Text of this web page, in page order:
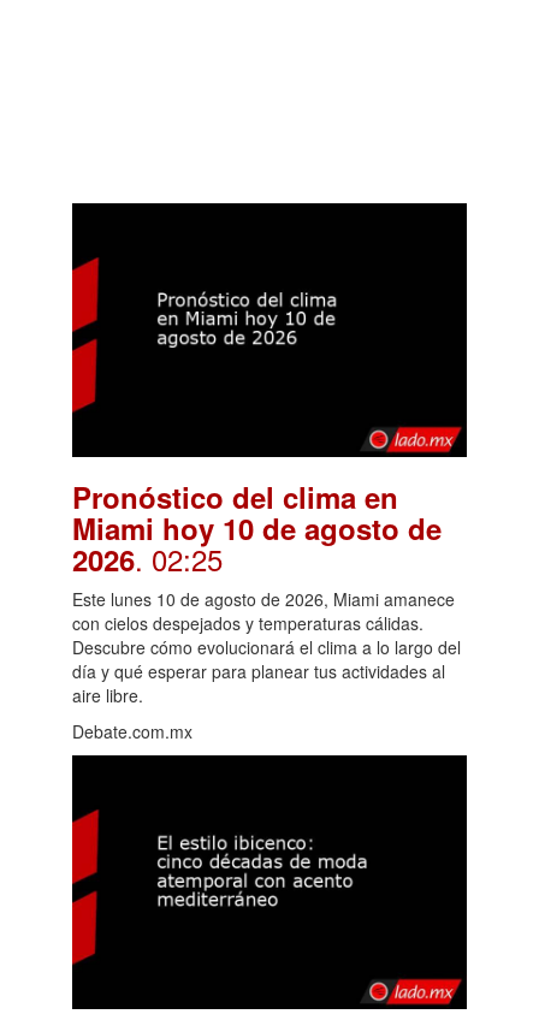
Pronóstico del clima en
Miami hoy 10 de agosto de
2026. 02:25
Este lunes 10 de agosto de 2026, Miami amanece
con cielos despejados y temperaturas cálidas.
Descubre cómo evolucionará el clima a lo largo del
día y qué esperar para planear tus actividades al
aire libre.
Debate.com.mx